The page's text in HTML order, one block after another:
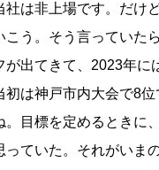
社は非上場です。だけ
こう。そう言っていた
が出てきて、2023年に
初は神戸市内大会で8
。目標を定めるときに
っていた。それがいま